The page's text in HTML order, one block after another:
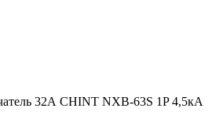
32А CHINT NXB-63S 1P 4,5кА